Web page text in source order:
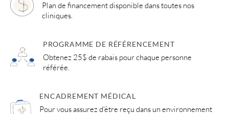
Plan de financement disponible dans toutes nos
cliniques.
PROGRAMME DE RÉFÉRENCEMENT
Obtenez 25$ de rabais pour chaque personne
référée.
ENCADREMENT MÉDICAL
Pour vous assurez d'être reçu dans un environnement